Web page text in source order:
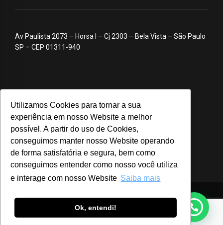
Utilizamos Cookies para tornar a sua
experiência em nosso Website a melhor
possível. A partir do uso de Cookies,
conseguimos manter nosso Website operando
de forma satisfatória e segura, bem como
conseguimos entender como nosso você utiliza
e interage com nosso Website Saiba mais
Ok, entendi!
Av Paulista 2073 – Horsa I – Cj 2303 – Bela Vista – São Paulo
SP – CEP 01311-940
© 2020 ABA – Associação Brasileira de Anunciantes
Login Notícias Advocacy Webinar